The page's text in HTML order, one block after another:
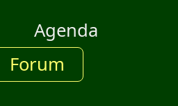
Agenda
Forum